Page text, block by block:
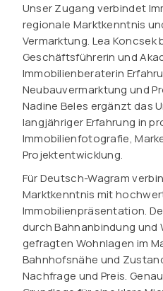
Unser Zugang verbindet
regionale Marktkenntnis
Vermarktung. Lea Koncsek
Geschäftsführerin und
Immobilienberaterin
Neubauvermarktung und
Nadine Beles ergänzt das
langjähriger Erfahrung in
Immobilienfotografie,
Projektentwicklung.
Für Deutsch-Wagram
Marktkenntnis mit
Immobilienpräsentation.
durch Bahnanbindung und
gefragten Wohnlagen im
Bahnhofsnähe und
Nachfrage und Preis.